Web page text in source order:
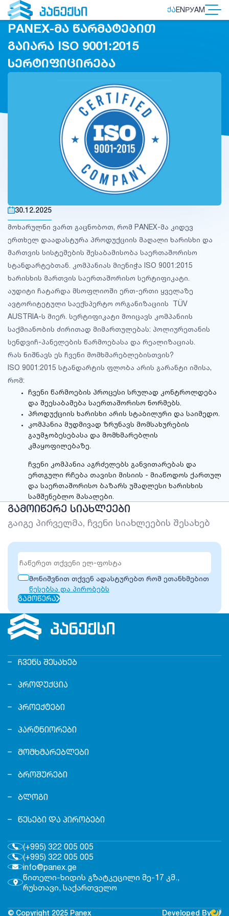
ᲥᲐENРУAM
PANEX-ᲛᲐ ᲬᲐᲠᲛᲐᲢᲔᲑᲘᲗ
ᲒᲐᲘᲐᲠᲐ ISO 9001:2015
ᲡᲔᲠᲢᲘᲤᲘᲪᲘᲠᲔᲑᲐ
30.12.2025
მოხარულნი ვართ გაცნობოთ, რომ PANEX-მა კიდევ
ერთხელ დაადასტურა პროდუქციის მაღალი ხარისხი და
მართვის სისტემების შესაბამისობა საერთაშორისო
სტანდარტებთან. კომპანიას მიენიჭა ISO 9001:2015
ხარისხის მართვის საერთაშორისო სერტიფიკატი.
აუდიტი ჩატარდა მსოფლიოში ერთ-ერთი ყველაზე
ავტორიტეტული საექსპერტო ორგანიზაციის TÜV
AUSTRIA-ს მიერ. სერტიფიკატი მოიცავს კომპანიის
საქმიანობის ძირითად მიმართულებას: პოლიურეთანის
სენდვიჩ-პანელების წარმოებასა და რეალიზაციას.
რას ნიშნავს ეს ჩვენი მომხმარებლებისთვის?
ISO 9001:2015 სტანდარტის ფლობა არის გარანტი იმისა,
რომ:
ჩვენი წარმოების პროცესი სრულად კონტროლდება
და შეესაბამება საერთაშორისო ნორმებს.
პროდუქციის ხარისხი არის სტაბილური და საიმედო.
კომპანია მუდმივად ზრუნავს მომსახურების
გაუმჯობესებასა და მომხმარებლის
კმაყოფილებაზე.
ჩვენი კომპანია აგრძელებს განვითარებას და
ერთგული რჩება თავისი მისიის - მიაწოდოს ქართულ
და საერთაშორისო ბაზარს უმაღლესი ხარისხის
სამშენებლო მასალები.
ᲒᲐᲛᲝᲘᲬᲔᲠᲔ ᲡᲘᲐᲮᲚᲔᲔᲑᲘ
გაიგე პირველმა, ჩვენი სიახლეების შესახებ
მონიშვნით თქვენ ადასტურებთ რომ ეთანხმებით
წესებსა და პირობებს
ᲒᲐᲛᲝᲬᲔᲠᲐ
(+995) 322 005 005
(+995) 322 005 005
info@panex.ge
წითელი-ხიდის გზატკეცილი მე-17 კმ.,
რუსთავი, საქართველო
ᲩᲕᲔᲜᲡ ᲨᲔᲡᲐᲮᲔᲑ
ᲞᲠᲝᲓᲣᲥᲪᲘᲐ
ᲞᲠᲝᲔᲥᲢᲔᲑᲘ
ᲞᲐᲠᲢᲜᲘᲝᲠᲔᲑᲘ
ᲛᲝᲛᲮᲛᲐᲠᲔᲑᲚᲔᲑᲘ
ᲑᲠᲝᲨᲣᲠᲔᲑᲘ
ᲑᲚᲝᲒᲘ
ᲬᲔᲡᲔᲑᲘ ᲓᲐ ᲞᲘᲠᲝᲑᲔᲑᲘ
© Copyright 2025 Panex Developed By